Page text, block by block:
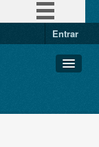
Entrar